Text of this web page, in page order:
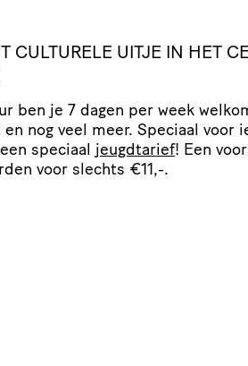
CULTURELE UITJE IN HET
ben je 7 dagen per week
nog veel meer. Speciaal voor
speciaal jeugdtarief! Een
voor slechts €11,-.